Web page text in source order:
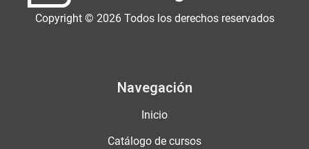
Copyright © 2026 Todos los derechos reservados
Navegación
Inicio
Catálogo de cursos